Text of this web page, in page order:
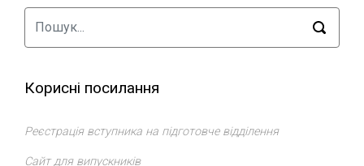
Корисні посилання
Реєстрація вступника на підготовче відділення
Сайт для випускників